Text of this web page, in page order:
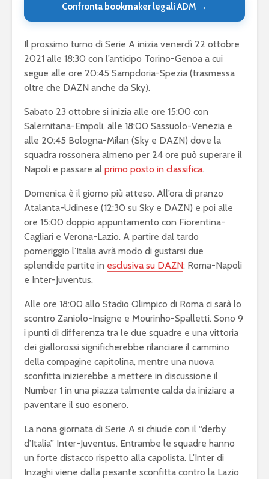
Confronta bookmaker legali ADM →
Il prossimo turno di Serie A inizia venerdì 22 ottobre
2021 alle 18:30 con l’anticipo Torino-Genoa a cui
segue alle ore 20:45 Sampdoria-Spezia (trasmessa
oltre che DAZN anche da Sky).
Sabato 23 ottobre si inizia alle ore 15:00 con
Salernitana-Empoli, alle 18:00 Sassuolo-Venezia e
alle 20:45 Bologna-Milan (Sky e DAZN) dove la
squadra rossonera almeno per 24 ore può superare il
Napoli e passare al primo posto in classifica.
Domenica è il giorno più atteso. All’ora di pranzo
Atalanta-Udinese (12:30 su Sky e DAZN) e poi alle
ore 15:00 doppio appuntamento con Fiorentina-
Cagliari e Verona-Lazio. A partire dal tardo
pomeriggio l’Italia avrà modo di gustarsi due
splendide partite in esclusiva su DAZN: Roma-Napoli
e Inter-Juventus.
Alle ore 18:00 allo Stadio Olimpico di Roma ci sarà lo
scontro Zaniolo-Insigne e Mourinho-Spalletti. Sono 9
i punti di differenza tra le due squadre e una vittoria
dei giallorossi significherebbe rilanciare il cammino
della compagine capitolina, mentre una nuova
sconfitta inizierebbe a mettere in discussione il
Number 1 in una piazza talmente calda da iniziare a
paventare il suo esonero.
La nona giornata di Serie A si chiude con il “derby
d’Italia” Inter-Juventus. Entrambe le squadre hanno
un forte distacco rispetto alla capolista. L’Inter di
Inzaghi viene dalla pesante sconfitta contro la Lazio